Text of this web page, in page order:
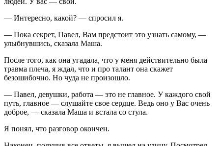
— Интересно, какой? — спросил я.
— Пока секрет, Павел, Вам предстоит это узнать самому, —
улыбнувшись, сказала Маша.
После того, как она угадала, что у меня действительно была
травма плеча, я ждал, что и про талант она скажет
безошибочно. Но чуда не произошло.
— Павел, девушки, работа — это не главное. У каждого свой
путь, главное — слушайте свое сердце. Ведь оно у Вас очень
доброе, — сказала Маша и встала со стула.
Я понял, что разговор окончен.